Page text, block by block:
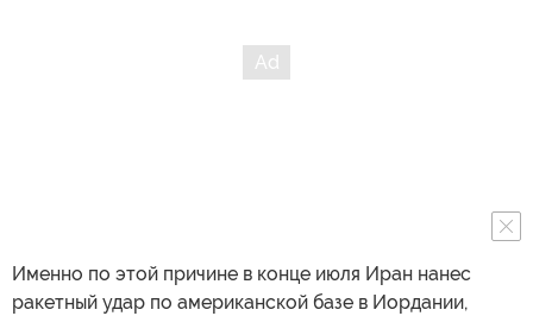
Именно по этой причине в конце июля Иран нанес
ракетный удар по американской базе в Иордании,